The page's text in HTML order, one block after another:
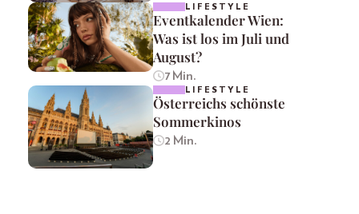
LIFESTYLE
Eventkalender Wien:
Was ist los im Juli und
August?
7 Min.
LIFESTYLE
Österreichs schönste
Sommerkinos
2 Min.